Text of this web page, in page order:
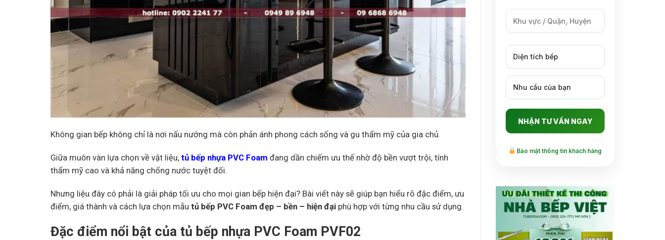
Bảo mật thông tin khách hàng
Không gian bếp không chỉ là nơi nấu nướng mà còn phản ánh phong cách sống và gu thẩm mỹ của gia chủ.
Giữa muôn vàn lựa chọn về vật liệu, tủ bếp nhựa PVC Foam đang dần chiếm ưu thế nhờ độ bền vượt trội, tính
thẩm mỹ cao và khả năng chống nước tuyệt đối.
Nhưng liệu đây có phải là giải pháp tối ưu cho mọi gian bếp hiện đại? Bài viết này sẽ giúp bạn hiểu rõ đặc điểm, ưu
điểm, giá thành và cách lựa chọn mẫu tủ bếp PVC Foam đẹp – bền – hiện đại phù hợp với từng nhu cầu sử dụng.
Đặc điểm nổi bật của tủ bếp nhựa PVC Foam PVF02